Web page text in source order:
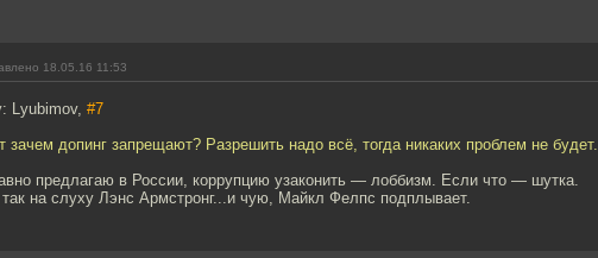
18.05.16 11:53
Lyubimov, #7
зачем допинг запрещают? Разрешить надо всё, тогда никаких проблем не будет.
предлагаю в России, коррупцию узаконить — лоббизм. Если что — шутка.
на слуху Лэнс Армстронг...и чую, Майкл Фелпс подплывает.